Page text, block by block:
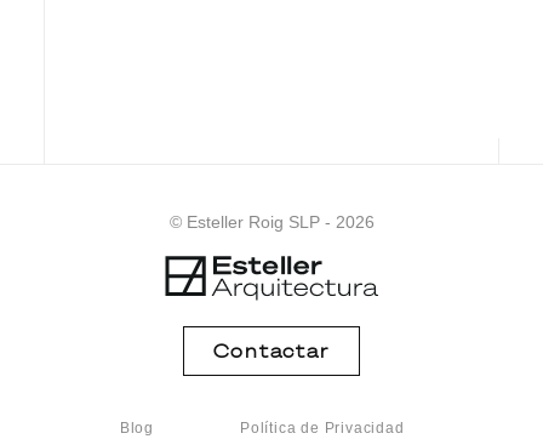
© Esteller Roig SLP - 2026
Contactar
Blog Política de Privacidad